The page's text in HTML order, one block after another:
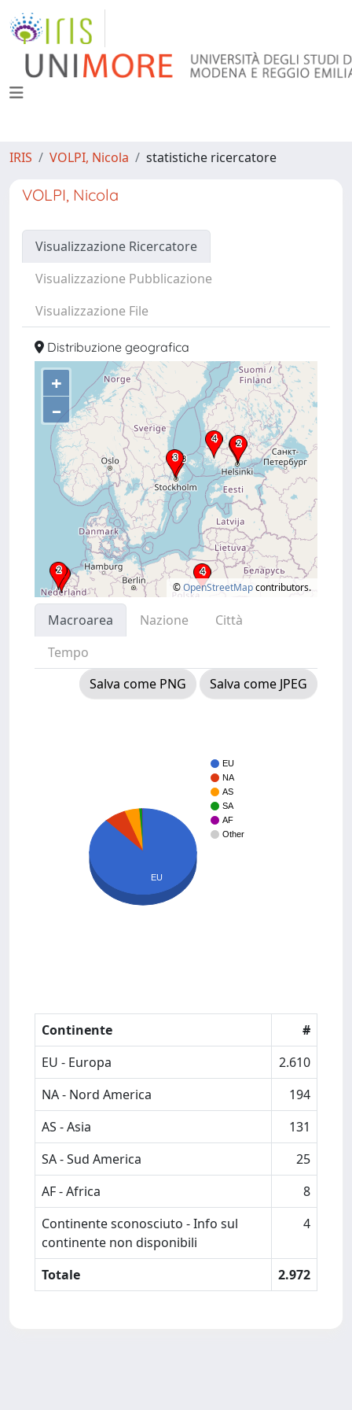
IRIS VOLPI, Nicola statistiche ricercatore
VOLPI, Nicola
Visualizzazione Ricercatore
Visualizzazione Pubblicazione
Visualizzazione File
Distribuzione geografica
+
–
©OpenStreetMapcontributors.
Macroarea Nazione
Città
Tempo
Salva come PNG
Salva come JPEG
EU
NA
AS
SA
AF
Other
EU
Continente
#
EU - Europa
2.610
NA - Nord America
194
AS - Asia
131
SA - Sud America
25
AF - Africa
8
Continente sconosciuto - Info sul
continente non disponibili
4
Totale 2.972